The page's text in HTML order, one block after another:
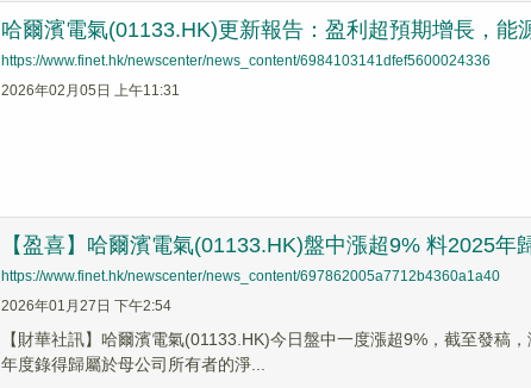
哈爾濱電氣(01133.HK)更新報告：盈利超預期增長，能
https://www.finet.hk/newscenter/news_content/6984103141dfef5600024336
2026年02月05日 上午11:31
【盈喜】哈爾濱電氣(01133.HK)盤中漲超9% 料2025年
https://www.finet.hk/newscenter/news_content/697862005a7712b4360a1a40
2026年01月27日 下午2:54
【財華社訊】哈爾濱電氣(01133.HK)今日盤中一度漲超9%，截至發
年度錄得歸屬於母公司所有者的淨...